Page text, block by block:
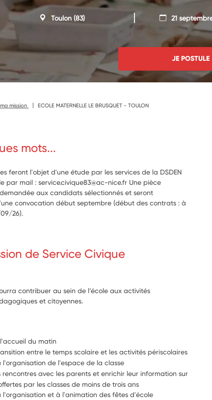
Toulon(83) 21
JE POSTULE
mission ECOLE MATERNELLE LE BRUSQUET - TOULON
mots...
feront l'objet d'une étude par les services de la DSDEN
par mail : service.civique83@ac-nice.fr Une pièce
aux candidats sélectionnés et seront
convocation début septembre (début des contrats : à
26).
de Service Civique
contribuer au sein de l’école aux activités
et citoyennes.
du matin
entre le temps scolaire et les activités périscolaires
l'organisation de l'espace de la classe
rencontres avec les parents et enrichir leur information sur
par les classes de moins de trois ans
l'organisation et à l'animation des fêtes d'école